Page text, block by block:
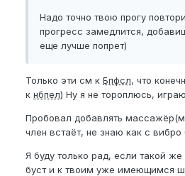
Надо точно твою прогу
прогресс замедлится,
еще лучше попрет)
Только эти см к Бпфсл, что
к нбпел) Ну я не тороплюсь,
Пробовал добавлять
член встаёт, не знаю как с вибро
Я буду только рад, если такой
буст и к твоим уже имеющимся